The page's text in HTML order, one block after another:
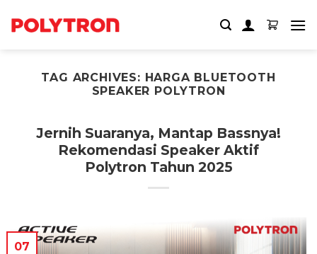
TAG ARCHIVES: HARGA BLUETOOTH
SPEAKER POLYTRON
Jernih Suaranya, Mantap Bassnya!
Rekomendasi Speaker Aktif
Polytron Tahun 2025
07